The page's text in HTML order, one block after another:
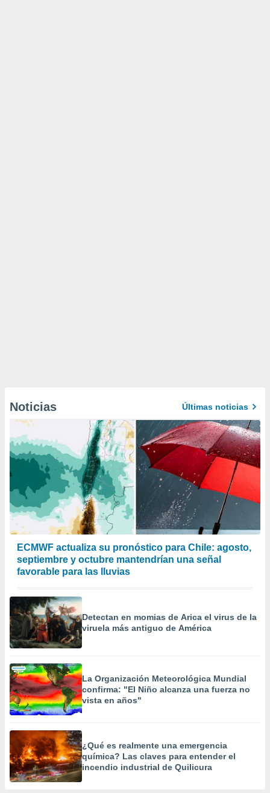
Noticias Últimas noticias
ECMWF actualiza su pronóstico para Chile: agosto,
septiembre y octubre mantendrían una señal
favorable para las lluvias
Detectan en momias de Arica el virus de la
viruela más antiguo de América
La Organización Meteorológica Mundial
confirma: "El Niño alcanza una fuerza no
vista en años"
¿Qué es realmente una emergencia
química? Las claves para entender el
incendio industrial de Quilicura